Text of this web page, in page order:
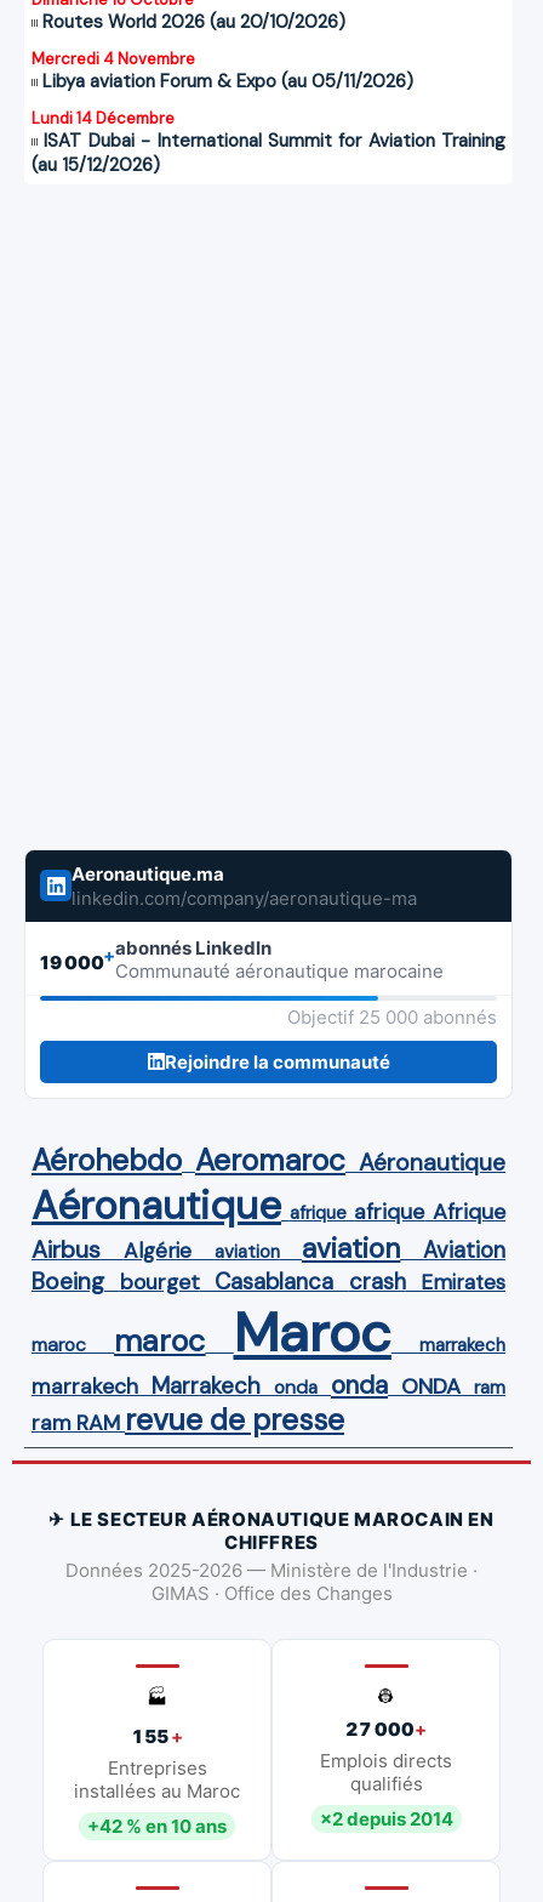
Routes World 2026 (au 20/10/2026)
Mercredi 4 Novembre
Libya aviation Forum & Expo (au 05/11/2026)
Lundi 14 Décembre
ISAT Dubai - International Summit for Aviation Training
(au 15/12/2026)
Aeronautique.ma
linkedin.com/company/aeronautique-ma
19 000+abonnés LinkedIn
Communauté aéronautique marocaine
Objectif 25 000 abonnés
Rejoindre la communauté
Aérohebdo Aeromaroc Aéronautique
Aéronautique afrique afrique Afrique
Airbus Algérie aviation aviation Aviation
Boeing bourget Casablanca crash Emirates
maroc maroc Maroc marrakech
marrakech Marrakech onda onda ONDA ram
ram RAM revue de presse
✈ LE SECTEUR AÉRONAUTIQUE MAROCAIN EN
CHIFFRES
Données 2025-2026 — Ministère de l'Industrie ·
GIMAS · Office des Changes
🏭
155+
Entreprises
installées au Maroc
+42 % en 10 ans
👷
27 000+
Emplois directs
qualifiés
×2 depuis 2014